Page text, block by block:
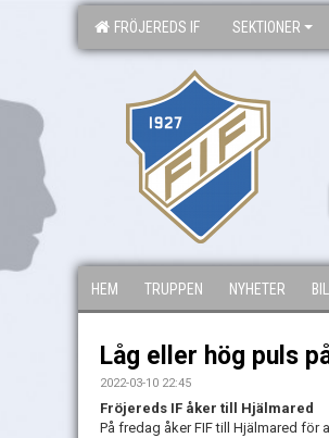
FRÖJEREDS IF SEKTIONER
HEM TRUPPEN NYHETER
Låg eller hög puls
2022-03-10 22:45
Fröjereds IF åker till Hjälmared
På fredag åker FIF till Hjälmared